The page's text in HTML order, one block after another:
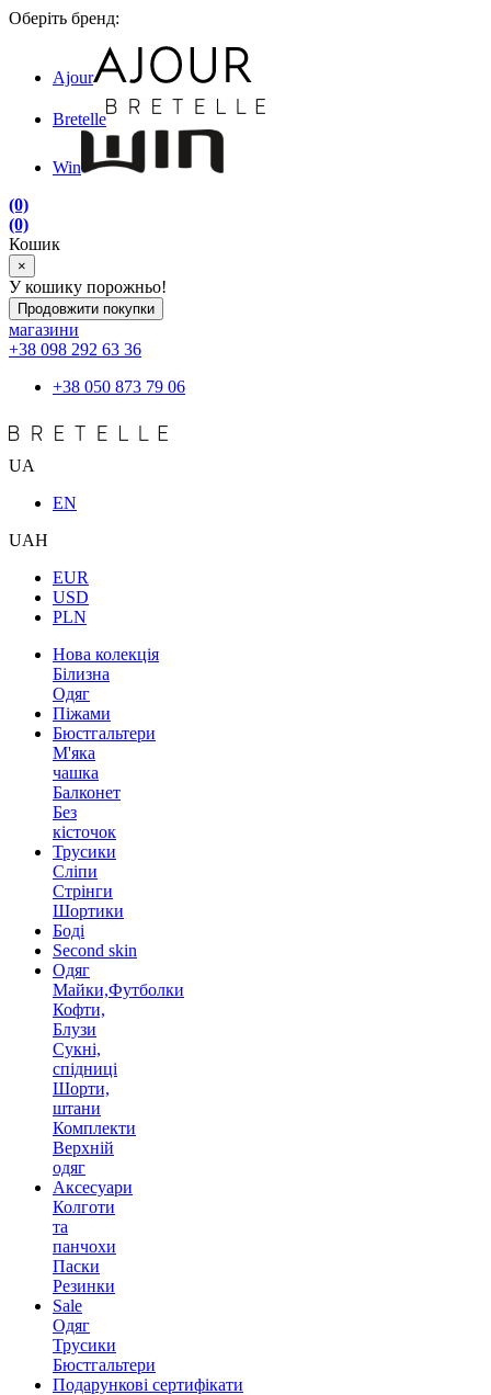
Оберіть бренд:
Ajour
Bretelle
Win
(0)
(0)
Кошик
×
У кошику порожньо!
Продовжити покупки
магазини
+38 098 292 63 36
+38 050 873 79 06
UA
EN
UAH
EUR
USD
PLN
Нова колекція
Білизна
Одяг
Піжами
Бюстгальтери
М'яка
чашка
Балконет
Без
кісточок
Трусики
Сліпи
Стрінги
Шортики
Боді
Second skin
Одяг
Майки,Футболки
Кофти,
Блузи
Сукні,
спідниці
Шорти,
штани
Комплекти
Верхній
одяг
Аксесуари
Колготи
та
панчохи
Паски
Резинки
Sale
Одяг
Трусики
Бюстгальтери
Подарункові сертифікати